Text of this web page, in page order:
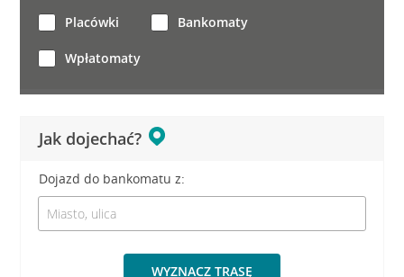
Jak dojechać?
Dojazd do bankomatu z:
WYZNACZ TRASĘ
Placówki Bankomaty
Wpłatomaty